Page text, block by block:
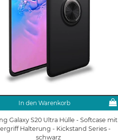
In den Warenkorb
Galaxy S20 Ultra Hülle - Softcase mit
Halterung - Kickstand Series -
schwarz